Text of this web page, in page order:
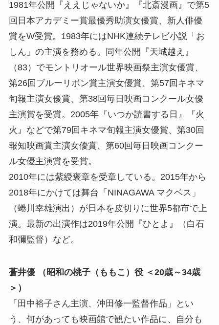
1981年公開『ええじゃないか』『北斎漫画』で第5
回日本アカデミー賞最優秀助演女優賞、新人俳優
賞をW受賞。1983年にはNHK連続テレビ小説「お
しん」の主演を務める。同年公開『天城越え』
（83）でモントリオール世界映画祭主演女優賞、
第26回ブルーリボン賞主演女優賞、第57回キネマ
旬報主演女優賞、第38回毎日映画コンクール女優
主演賞を受賞。2005年『いつか読書する日』『火
火』などで第79回キネマ旬報主演女優賞、第30回
報知映画賞主演女優賞、第60回毎日映画コンクー
ル女優主演賞を受賞。
2010年には紫綬褒章を受章している。2015年から
2018年にかけては舞台「NINAGAWA マクベス」
（蜷川幸雄演出）が日本を皮切りに世界5都市で上
演。最新の出演作は2019年公開『ひとよ』（白石
和彌監督）など。
蒼井優 （昭和の桃子（ももこ）役 ＜20歳～34歳
＞）
「田中裕子さん主演、沖田修一監督作品」とい
う、何があっても映画館で観たい作品に、自分も